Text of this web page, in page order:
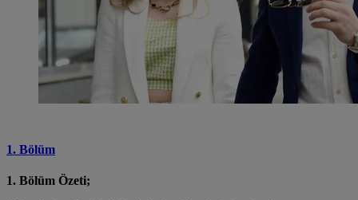
1. Bölüm
1. Bölüm Özeti;